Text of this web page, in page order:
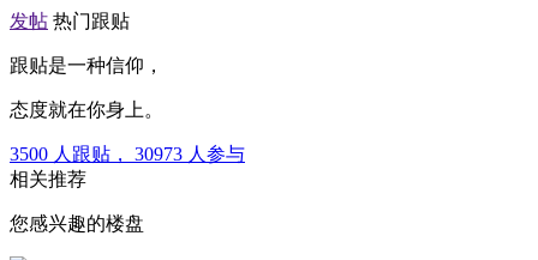
发帖 热门跟贴
跟贴是一种信仰，
态度就在你身上。
3500 人跟贴， 30973 人参与
相关推荐
您感兴趣的楼盘